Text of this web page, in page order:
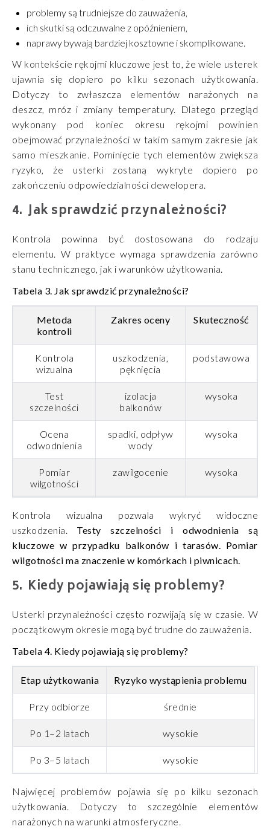
problemy są trudniejsze do zauważenia,
ich skutki są odczuwalne z opóźnieniem,
naprawy bywają bardziej kosztowne i skomplikowane.
W kontekście rękojmi kluczowe jest to, że wiele usterek
ujawnia się dopiero po kilku sezonach użytkowania.
Dotyczy to zwłaszcza elementów narażonych na
deszcz, mróz i zmiany temperatury. Dlatego przegląd
wykonany pod koniec okresu rękojmi powinien
obejmować przynależności w takim samym zakresie jak
samo mieszkanie. Pominięcie tych elementów zwiększa
ryzyko, że usterki zostaną wykryte dopiero po
zakończeniu odpowiedzialności dewelopera.
Jak sprawdzić przynależności?
Kontrola powinna być dostosowana do rodzaju
elementu. W praktyce wymaga sprawdzenia zarówno
stanu technicznego, jak i warunków użytkowania.
Tabela 3. Jak sprawdzić przynależności?
Metoda
kontroli
Zakres oceny Skuteczność
Kontrola
wizualna
uszkodzenia,
pęknięcia
podstawowa
Test
szczelności
izolacja
balkonów
wysoka
Ocena
odwodnienia
spadki, odpływ
wody
wysoka
Pomiar
wilgotności
zawilgocenie wysoka
Kontrola wizualna pozwala wykryć widoczne
uszkodzenia. Testy szczelności i odwodnienia są
kluczowe w przypadku balkonów i tarasów. Pomiar
wilgotności ma znaczenie w komórkach i piwnicach.
Kiedy pojawiają się problemy?
Usterki przynależności często rozwijają się w czasie. W
początkowym okresie mogą być trudne do zauważenia.
Tabela 4. Kiedy pojawiają się problemy?
Etap użytkowania Ryzyko wystąpienia problemu
Przy odbiorze średnie
Po 1–2 latach wysokie
Po 3–5 latach wysokie
Najwięcej problemów pojawia się po kilku sezonach
użytkowania. Dotyczy to szczególnie elementów
narażonych na warunki atmosferyczne.